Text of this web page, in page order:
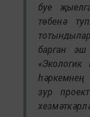
буе
төбенә
барган
һәркемнең
зур